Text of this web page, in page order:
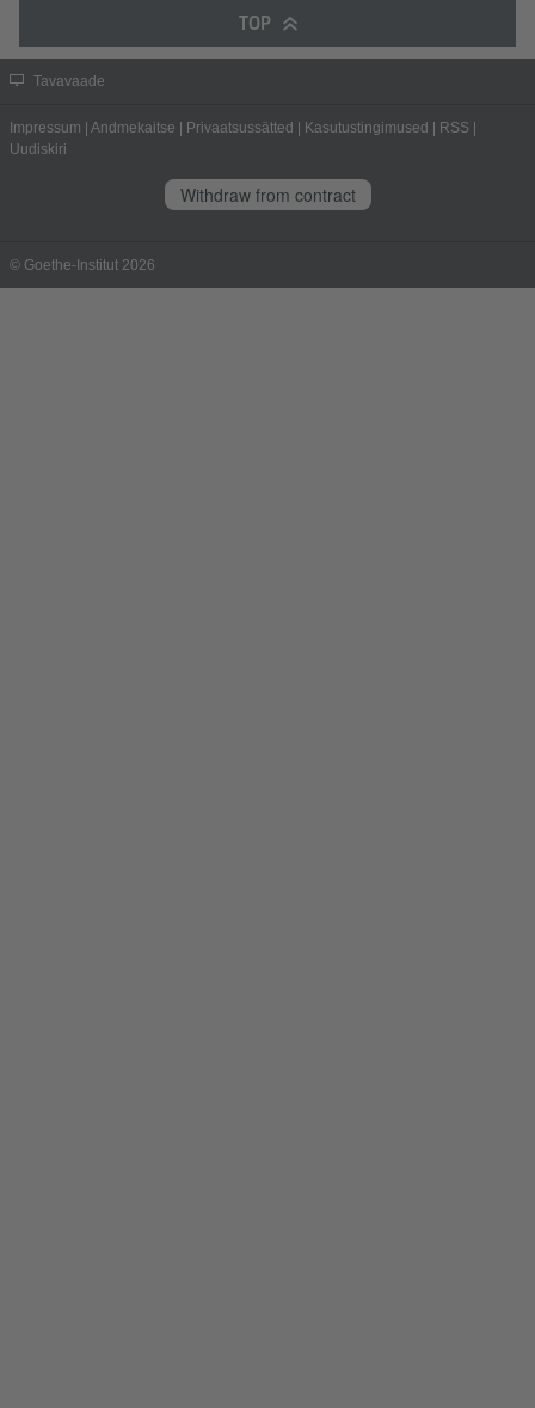
TOP
Tavavaade
Impressum Andmekaitse Privaatsussätted Kasutustingimused RSS
Uudiskiri
Withdraw from contract
© Goethe-Institut 2026